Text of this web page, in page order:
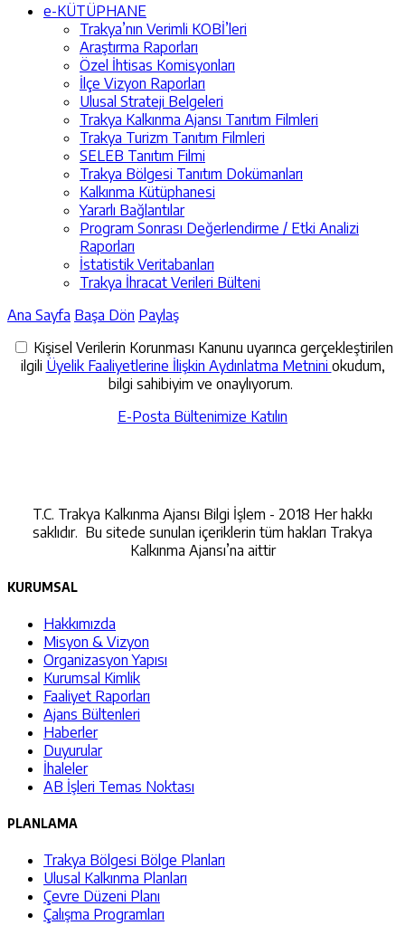
e-KÜTÜPHANE
Trakya’nın Verimli KOBİ’leri
Araştırma Raporları
Özel İhtisas Komisyonları
İlçe Vizyon Raporları
Ulusal Strateji Belgeleri
Trakya Kalkınma Ajansı Tanıtım Filmleri
Trakya Turizm Tanıtım Filmleri
SELEB Tanıtım Filmi
Trakya Bölgesi Tanıtım Dokümanları
Kalkınma Kütüphanesi
Yararlı Bağlantılar
Program Sonrası Değerlendirme / Etki Analizi
Raporları
İstatistik Veritabanları
Trakya İhracat Verileri Bülteni
Ana Sayfa Başa Dön Paylaş
Kişisel Verilerin Korunması Kanunu uyarınca gerçekleştirilen
ilgili Üyelik Faaliyetlerine İlişkin Aydınlatma Metnini okudum,
bilgi sahibiyim ve onaylıyorum.
E-Posta Bültenimize Katılın
T.C. Trakya Kalkınma Ajansı Bilgi İşlem - 2018 Her hakkı
saklıdır. Bu sitede sunulan içeriklerin tüm hakları Trakya
Kalkınma Ajansı’na aittir
KURUMSAL
Hakkımızda
Misyon & Vizyon
Organizasyon Yapısı
Kurumsal Kimlik
Faaliyet Raporları
Ajans Bültenleri
Haberler
Duyurular
İhaleler
AB İşleri Temas Noktası
PLANLAMA
Trakya Bölgesi Bölge Planları
Ulusal Kalkınma Planları
Çevre Düzeni Planı
Çalışma Programları